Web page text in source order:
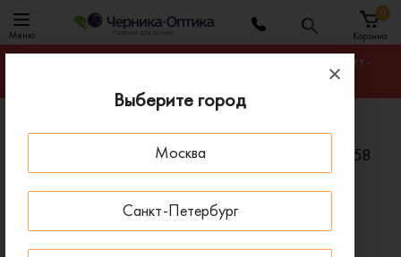
Выберите город
Москва
Санкт-Петербург
Меню Корзина
0
Гарантируем лучшую цену на любую оправу в Санкт-
Главная
Солнцезащитные очки
Солнцезащитные очки EMPORIO ARMANI EA 4058